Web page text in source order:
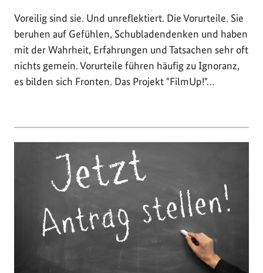
Voreilig sind sie. Und unreflektiert. Die Vorurteile. Sie
beruhen auf Gefühlen, Schubladendenken und haben
mit der Wahrheit, Erfahrungen und Tatsachen sehr oft
nichts gemein. Vorurteile führen häufig zu Ignoranz,
es bilden sich Fronten. Das Projekt "FilmUp!"…